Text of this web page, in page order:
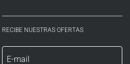
RECIBE NUESTRAS OFERTAS